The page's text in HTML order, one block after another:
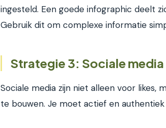
ingesteld. Een goede infographic deelt
Gebruik dit om complexe informatie
Strategie 3: Sociale
Sociale media zijn niet alleen voor
te bouwen. Je moet actief en authentiek